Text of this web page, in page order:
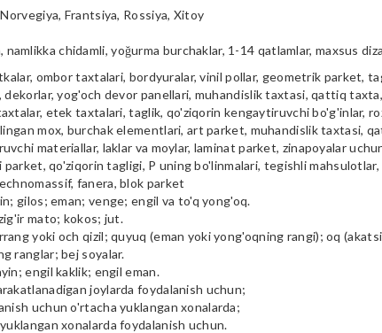
Frantsiya, Rossiya, Xitoy
namlikka chidamli, yoğurma burchaklar, 1-14 qatlamlar, maxsus
ombor taxtalari, bordyuralar, vinil pollar, geometrik parket,
yog'och devor panellari, muhandislik taxtasi, qattiq taxta,
etek taxtalari, taglik, qo'ziqorin kengaytiruvchi bo'g'inlar,
mox, burchak elementlari, art parket, muhandislik taxtasi,
materiallar, laklar va moylar, laminat parket, zinapoyalar
parket, qo'ziqorin tagligi, P uning bo'linmalari, tegishli
fanera, blok parket
gilos; eman; venge; engil va to'q yong'oq.
mato; kokos; jut.
yoki och qizil; quyuq (eman yoki yong'oqning rangi); oq
ranglar; bej soyalar.
engil kaklik; engil eman.
joylarda foydalanish uchun;
uchun o'rtacha yuklangan xonalarda;
xonalarda foydalanish uchun.